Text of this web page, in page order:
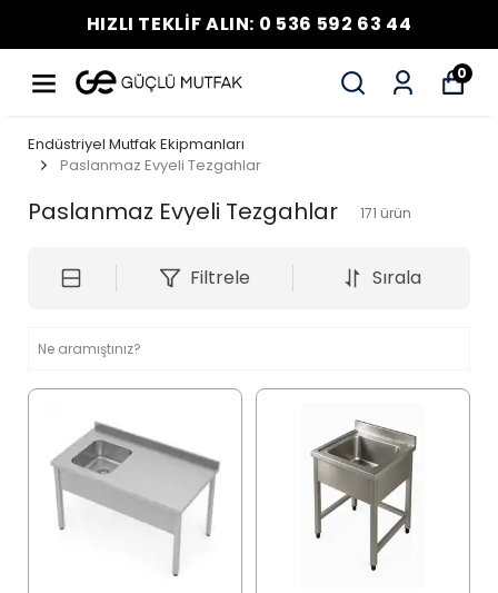
HIZLI TEKLİF ALIN: 0 536 592 63 44
0
Endüstriyel Mutfak Ekipmanları
Paslanmaz Evyeli Tezgahlar
Paslanmaz Evyeli Tezgahlar 171 ürün
Filtrele Sırala